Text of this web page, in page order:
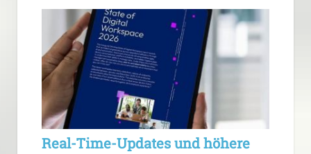
Real-Time-Updates und höhere